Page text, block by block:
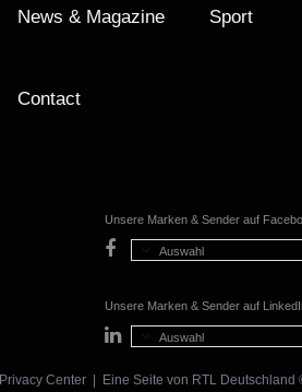
News & Magazine Sport
Contact
Unsere Marken & Sender auf
Auswahl
Unsere Marken & Sender auf
Auswahl
Privacy Center | Eine Seite von RTL Deutschland